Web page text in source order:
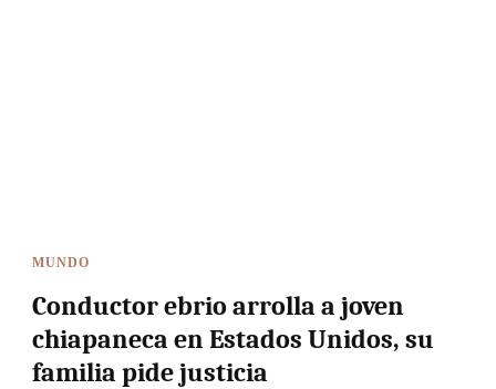
MUNDO
Conductor ebrio arrolla a joven
chiapaneca en Estados Unidos, su
familia pide justicia